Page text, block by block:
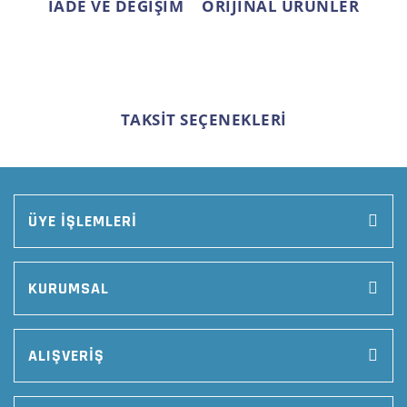
İADE VE DEĞİŞİM ORİJİNAL ÜRÜNLER
TAKSİT SEÇENEKLERİ
ÜYE İŞLEMLERİ
KURUMSAL
ALIŞVERİŞ